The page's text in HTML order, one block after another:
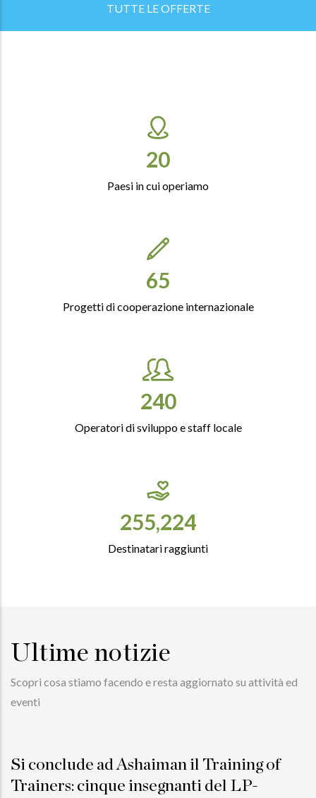
TUTTE LE OFFERTE
23
Paesi in cui operiamo
76
Progetti di cooperazione internazionale
282
Operatori di sviluppo e staff locale
300,000
Destinatari raggiunti
Ultime notizie
Scopri cosa stiamo facendo e resta aggiornato su attività ed
eventi
Si conclude ad Ashaiman il Training of
Trainers: cinque insegnanti del LP-